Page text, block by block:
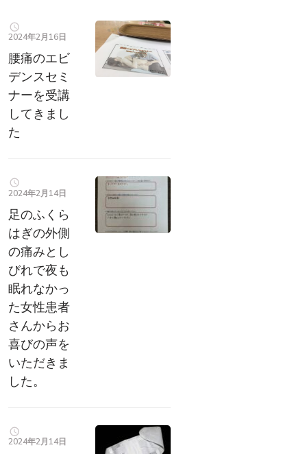
2024年2月16日
腰痛のエビ
デンスセミ
ナーを受講
してきまし
た
2024年2月14日
足のふくら
はぎの外側
の痛みとし
びれで夜も
眠れなかっ
た女性患者
さんからお
喜びの声を
いただきま
した。
2024年2月14日